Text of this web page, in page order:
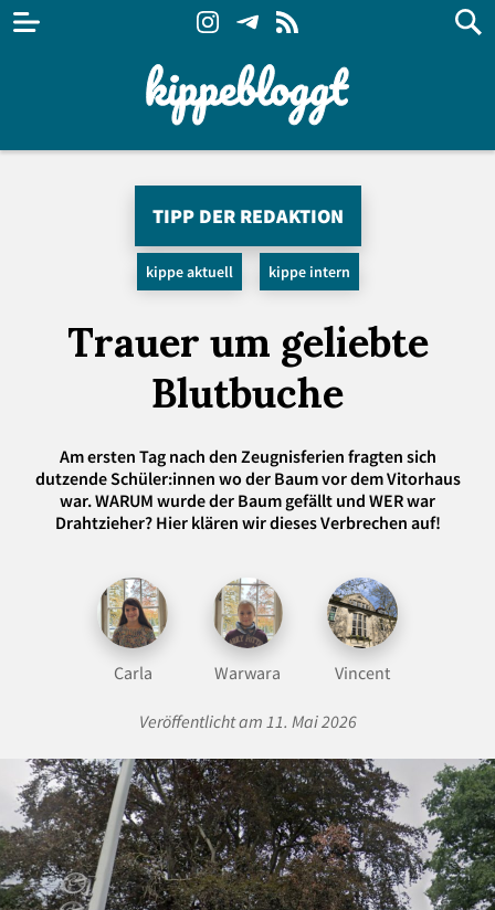
TIPP DER REDAKTION
kippe aktuell kippe intern
Trauer um geliebte
Blutbuche
Am ersten Tag nach den Zeugnisferien fragten sich
dutzende Schüler:innen wo der Baum vor dem Vitorhaus
war. WARUM wurde der Baum gefällt und WER war
Drahtzieher? Hier klären wir dieses Verbrechen auf!
Carla Warwara Vincent
Veröffentlicht am 11. Mai 2026